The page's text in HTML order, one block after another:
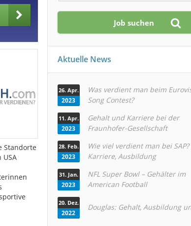
Standorte
Aktuelle News
26. Apr.
2023
Was verdient man beim
Song Contest?
11. Apr.
2023
Gehalt und Karriere bei der
Fraunhofer-Gesellschaft
28. Feb.
2023
Wie viel verdient man bei SAP?
Karriere, Ausbildung
31. Jan.
2023
NFL Super Bowl – Gehälter im
American Football
20. Dez.
2022
Douglas: Gehalt, Ausbildung